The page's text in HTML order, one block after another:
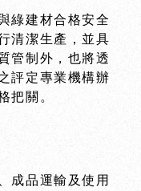
綠建材合格安全
清潔生產，並具
管制外，也將透
評定專業機構辦
把關。
成品運輸及使用